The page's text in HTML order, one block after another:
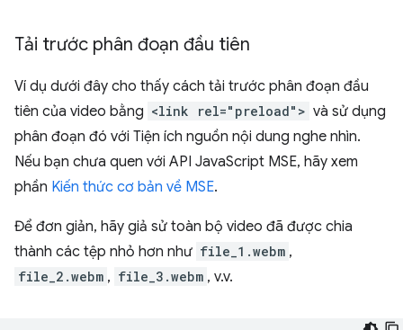
Tải trước phân đoạn đầu tiên
Ví dụ dưới đây cho thấy cách tải trước phân đoạn đầu
tiên của video bằng <link rel="preload"> và sử dụng
phân đoạn đó với Tiện ích nguồn nội dung nghe nhìn.
Nếu bạn chưa quen với API JavaScript MSE, hãy xem
phần Kiến thức cơ bản về MSE.
Để đơn giản, hãy giả sử toàn bộ video đã được chia
thành các tệp nhỏ hơn như file_1.webm ,
file_2.webm , file_3.webm , v.v.